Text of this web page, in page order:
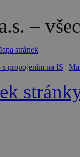
–
stránek
propojením na IS |